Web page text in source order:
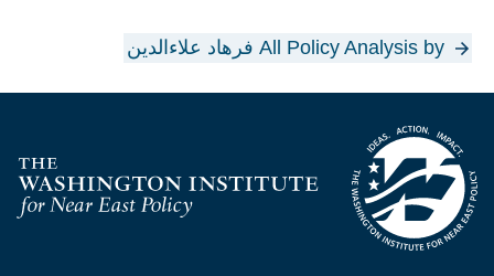
All Policy Analysis by فرهاد علاءالدین
Homepage